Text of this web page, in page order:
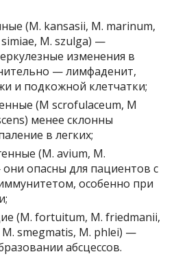
(M. kansasii, M. marinum,
M. szulga) —
изменения в
— лимфаденит,
и подкожной клетчатки;
(M scrofulaceum, M
менее склонны
в легких;
(M. avium, M.
опасны для пациентов с
особенно при
(M. fortuitum, M. friedmanii,
M. smegmatis, M. phlei) —
абсцессов.